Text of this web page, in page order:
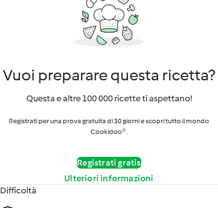
Vuoi preparare questa ricetta?
Questa e altre 100 000 ricette ti aspettano!
Registrati per una prova gratuita di 30 giorni e scopri tutto il mondo
Cookidoo®.
Registrati gratis
Ulteriori informazioni
Difficoltà